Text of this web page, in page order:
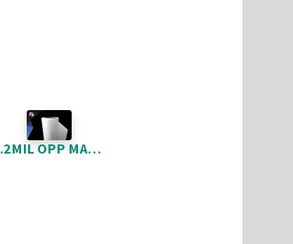
1.2MIL OPP MAT 25-5 * 9842